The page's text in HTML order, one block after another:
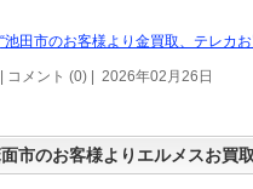
“池田市のお客様より金買取、テレカ
| コメント (0) | 2026年02月26日
市のお客様よりエルメスお買取